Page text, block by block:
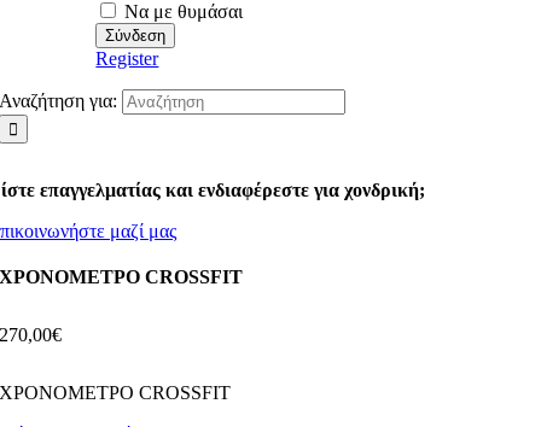
Να με θυμάσαι
Register
Αναζήτηση για:
επαγγελματίας και ενδιαφέρεστε για χονδρική;
μαζί μας
ΧΡΟΝΟΜΕΤΡΟ CROSSFIT
270,00€
ΧΡΟΝΟΜΕΤΡΟ CROSSFIT